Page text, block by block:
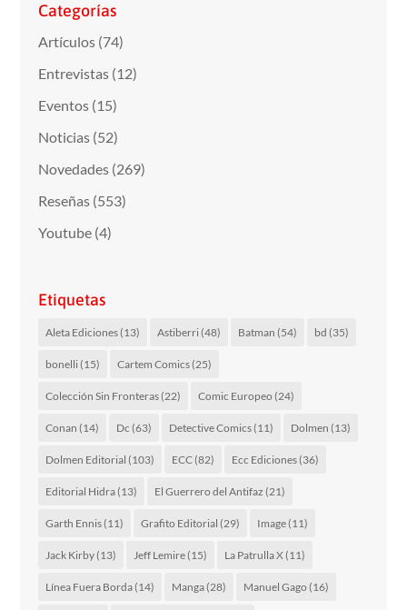
Categorías
Artículos (74)
Entrevistas (12)
Eventos (15)
Noticias (52)
Novedades (269)
Reseñas (553)
Youtube (4)
Etiquetas
Aleta Ediciones(13) Astiberri(48) Batman (54) bd (35)
bonelli(15) Cartem Comics(25)
Colección Sin Fronteras(22) Comic Europeo (24)
Conan (14) Dc (63) Detective Comics(11) Dolmen (13)
Dolmen Editorial (103) ECC(82) Ecc Ediciones(36)
Editorial Hidra(13) El Guerrero del Antifaz (21)
Garth Ennis(11) Grafito Editorial (29) Image(11)
Jack Kirby(13) Jeff Lemire(15) La Patrulla X(11)
Línea Fuera Borda(14) Manga(28) Manuel Gago (16)